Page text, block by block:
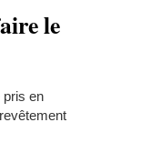
le
pris en